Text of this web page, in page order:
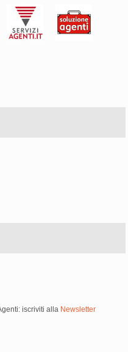
iscriviti alla Newsletter